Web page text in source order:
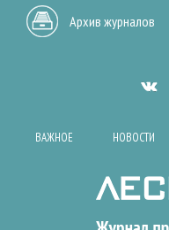
Архив журналов
ВАЖНОЕ НОВОСТИ